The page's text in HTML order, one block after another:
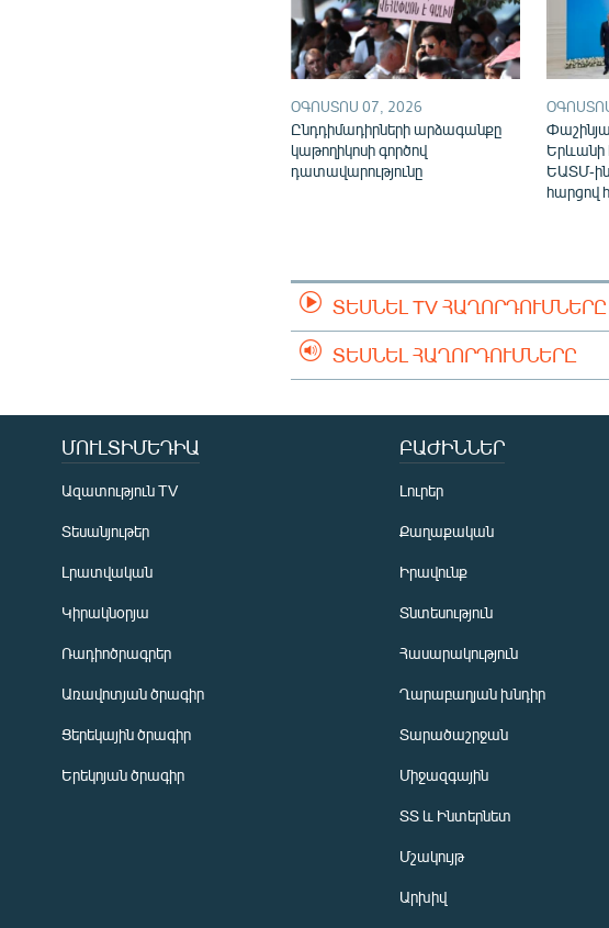
ՕԳՈՍՏՈՍ 07, 2026
Ընդդիմադիրների արձագանքը
կաթողիկոսի գործով
դատավարությունը
Երևանի
ԵԱՏՄ-
հարցով
ՏԵՍՆԵԼ TV ՀԱՂՈՐԴՈՒՄՆԵՐԸ
ՏԵՍՆԵԼ ՀԱՂՈՐԴՈՒՄՆԵՐԸ
ՄՈՒԼՏԻՄԵԴԻԱ
Ազատություն TV
Տեսանյութեր
Լրատվական
Կիրակնօրյա
Ռադիոծրագրեր
Առավոտյան ծրագիր
Ցերեկային ծրագիր
Երեկոյան ծրագիր
ԲԱԺԻՆՆԵՐ
Լուրեր
Քաղաքական
Իրավունք
Տնտեսություն
Հասարակություն
Ղարաբաղյան խնդիր
Տարածաշրջան
Միջազգային
ՏՏ և Ինտերնետ
Մշակույթ
Արխիվ